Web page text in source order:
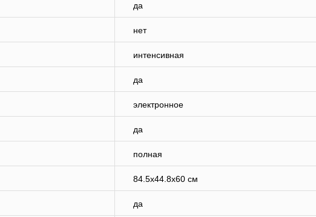
да
нет
интенсивная
да
электронное
да
полная
84.5x44.8x60 см
да